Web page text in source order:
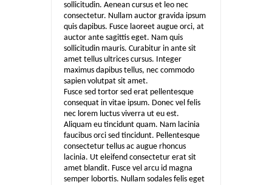
sollicitudin. Aenean cursus et leo nec
consectetur. Nullam auctor gravida ipsum
quis dapibus. Fusce laoreet augue orci, at
auctor ante sagittis eget. Nam quis
sollicitudin mauris. Curabitur in ante sit
amet tellus ultrices cursus. Integer
maximus dapibus tellus, nec commodo
sapien volutpat sit amet.
Fusce sed tortor sed erat pellentesque
consequat in vitae ipsum. Donec vel felis
nec lorem luctus viverra ut eu est.
Aliquam eu tincidunt quam. Nam lacinia
faucibus orci sed tincidunt. Pellentesque
consectetur tellus ac augue rhoncus
lacinia. Ut eleifend consectetur erat sit
amet blandit. Fusce vel arcu id magna
semper lobortis. Nullam sodales felis eget